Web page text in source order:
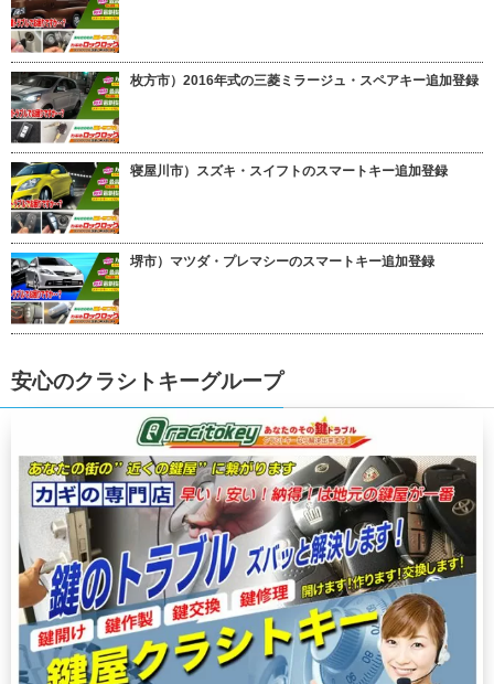
枚方市）2016年式の三菱ミラージュ・スペアキー追加登録
寝屋川市）スズキ・スイフトのスマートキー追加登録
堺市）マツダ・プレマシーのスマートキー追加登録
安心のクラシトキーグループ